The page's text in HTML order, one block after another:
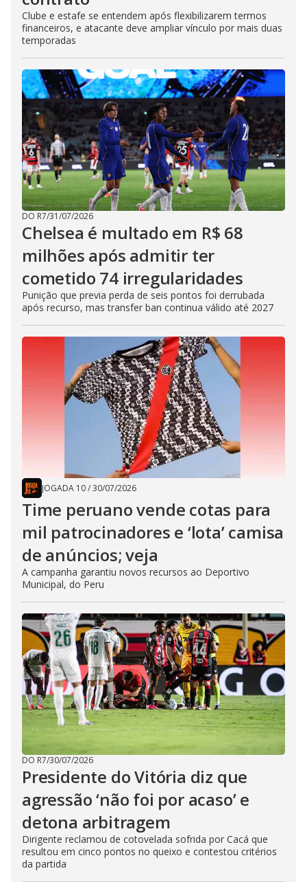
Clube e estafe se entendem após flexibilizarem termos
financeiros, e atacante deve ampliar vínculo por mais duas
temporadas
DO R7/31/07/2026
Chelsea é multado em R$ 68
milhões após admitir ter
cometido 74 irregularidades
Punição que previa perda de seis pontos foi derrubada
após recurso, mas transfer ban continua válido até 2027
JOGADA 10/30/07/2026
Time peruano vende cotas para
mil patrocinadores e ‘lota’ camisa
de anúncios; veja
A campanha garantiu novos recursos ao Deportivo
Municipal, do Peru
DO R7/30/07/2026
Presidente do Vitória diz que
agressão ‘não foi por acaso’ e
detona arbitragem
Dirigente reclamou de cotovelada sofrida por Cacá que
resultou em cinco pontos no queixo e contestou critérios
da partida